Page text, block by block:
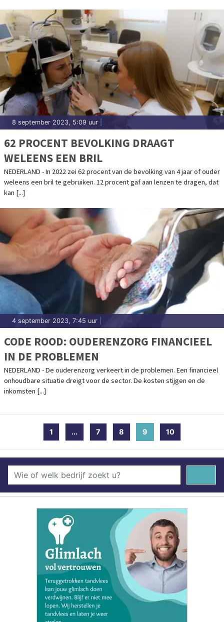
8 september 2023, 5:09 uur
62 PROCENT BEVOLKING DRAAGT
WELEENS EEN BRIL
NEDERLAND - In 2022 zei 62 procent van de bevolking van 4 jaar of ouder
weleens een bril te gebruiken. 12 procent gaf aan lenzen te dragen, dat
kan [...]
4 september 2023, 7:45 uur
CODE ROOD: OUDERENZORG FINANCIEEL
IN DE PROBLEMEN
NEDERLAND - De ouderenzorg verkeert in de problemen. Een financieel
onhoudbare situatie dreigt voor de sector. De kosten stijgen en de
inkomsten [...]
1 ... 7 8 9 (current)
10